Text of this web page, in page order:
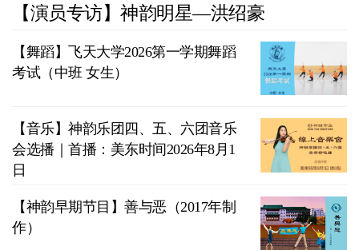
【演员专访】神韵明星—洪绍豪
【舞蹈】飞天大学2026第一学期舞蹈
考试（中班 女生）
【音乐】神韵乐团四、五、六团音乐
会选播｜首播：美东时间2026年8月1
日
【神韵早期节目】善与恶（2017年制
作）